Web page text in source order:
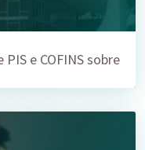
e COFINS sobre